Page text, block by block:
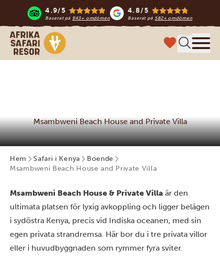
4.9/5
Baserat på 943+ omdömen
4.8/5
Baserat på 582+ omdömen
Safari-resor i Afrika
Msambweni Beach House and Private Villa
Hem Safari i Kenya
Boende
Msambweni Beach House and Private Villa
Msambweni Beach House & Private Villa är den
ultimata platsen för lyxig avkoppling och ligger belägen
i sydöstra Kenya, precis vid Indiska oceanen, med sin
egen privata strandremsa. Här bor du i tre privata villor
eller i huvudbyggnaden som rymmer fyra sviter.